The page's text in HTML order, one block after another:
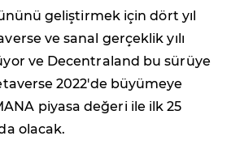
geliştirmek için dört yıl
ve sanal gerçeklik yılı
ve Decentraland bu sürüye
2022'de büyümeye
piyasa değeri ile ilk 25
olacak.